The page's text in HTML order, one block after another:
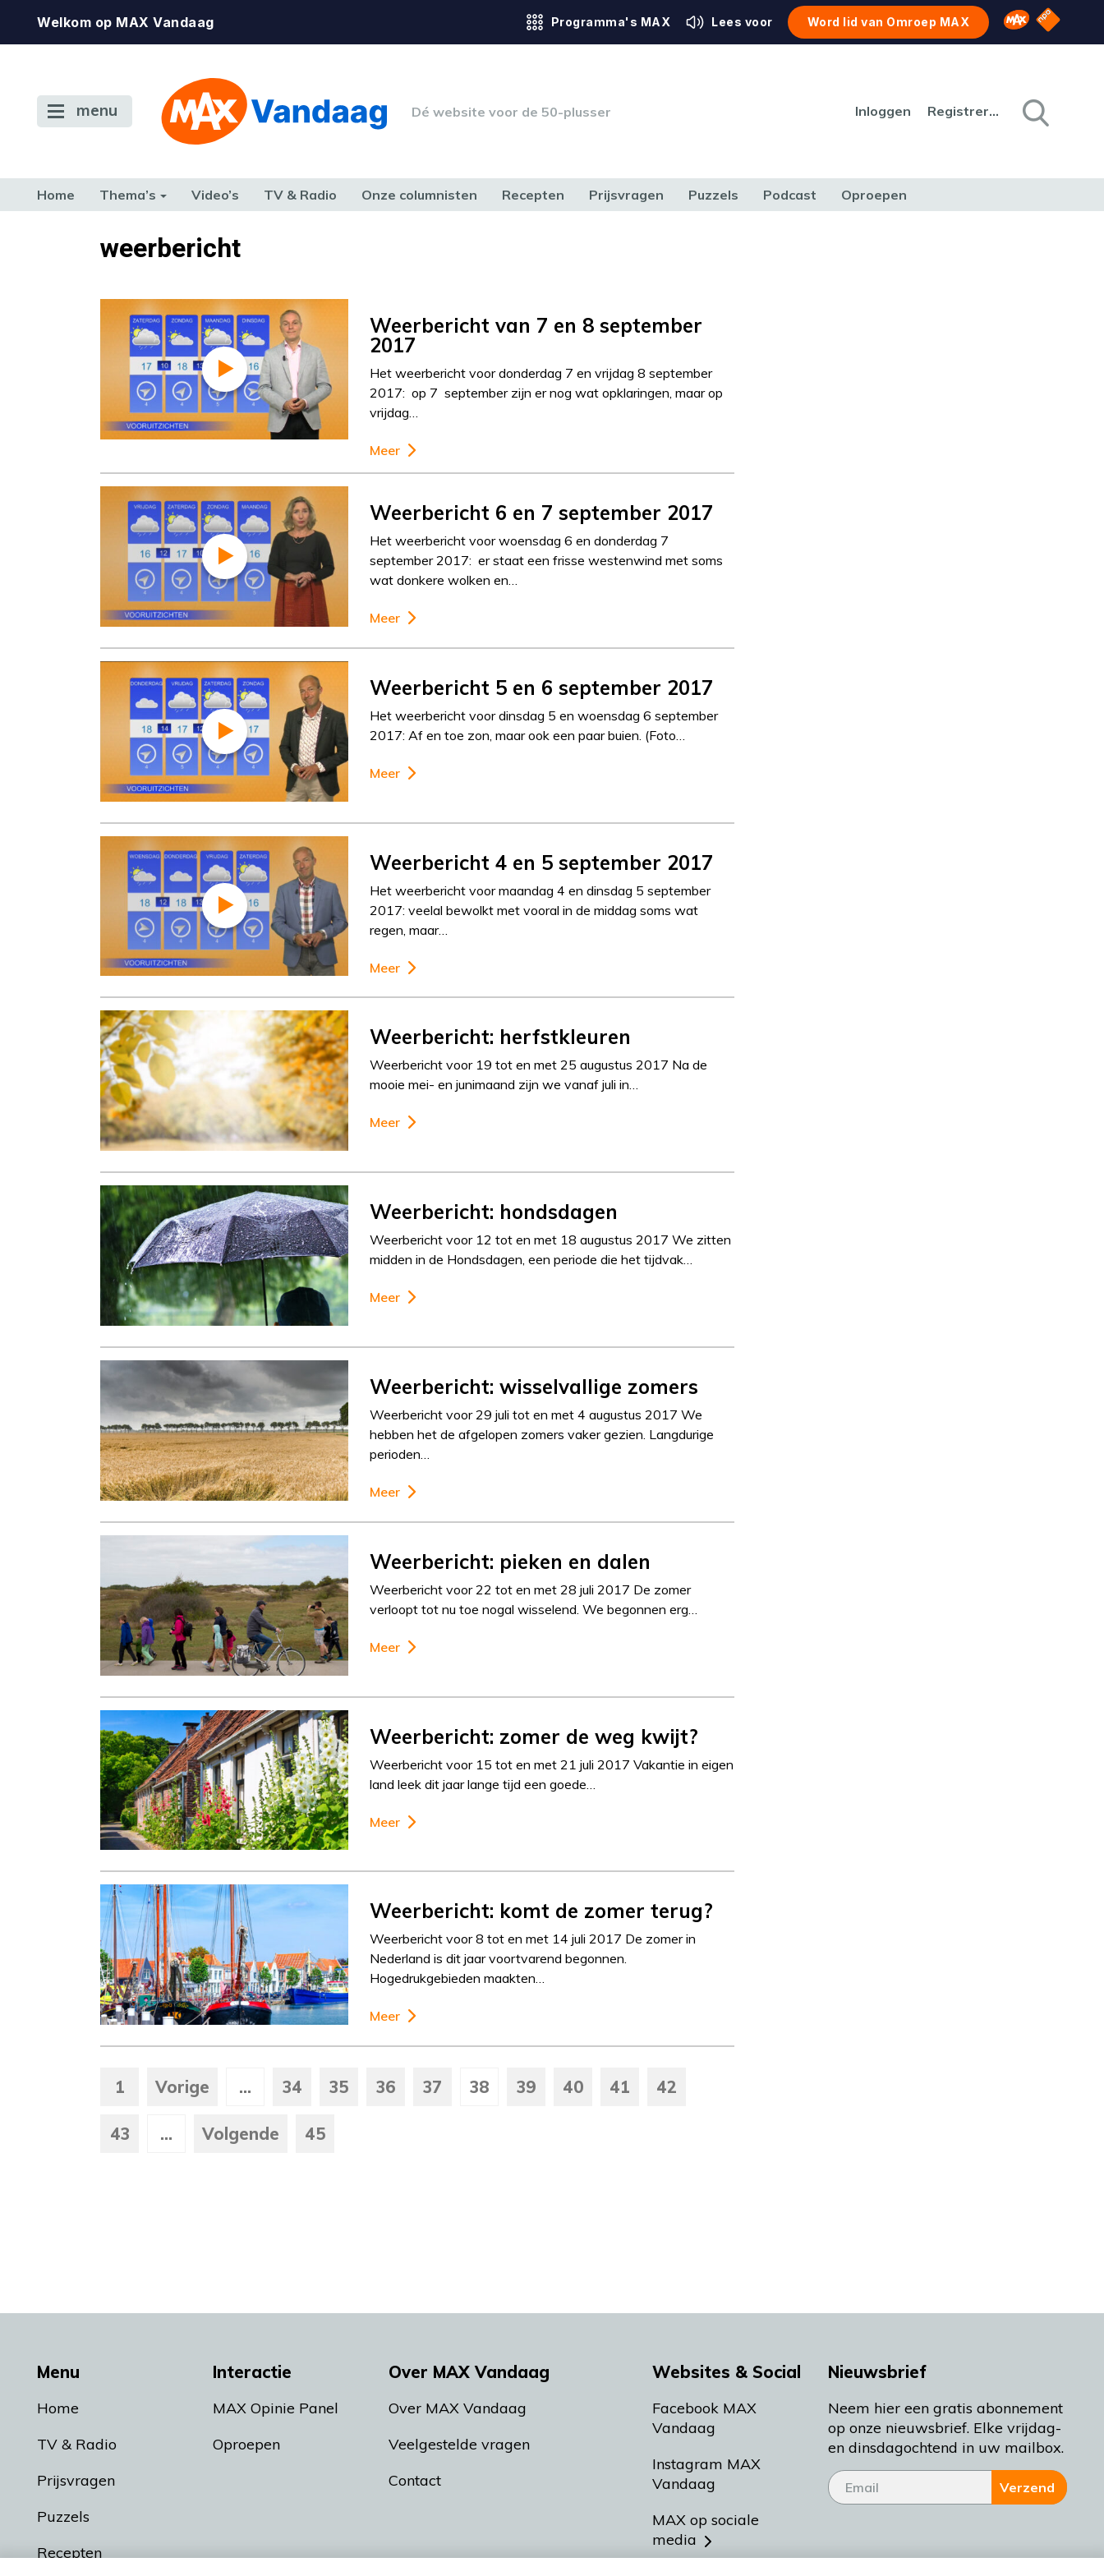
Welkom op MAX Vandaag Programma's MAX Lees voor Word lid van Omroep MAX Omroep MAX
NPO
menu Dé website voor de 50-plusser Inloggen Registreren
Home Thema’s Video’s TV & Radio Onze columnisten Recepten Prijsvragen Puzzels Podcast Oproepen
TERUG NAAR TOENweerbericht
Weerbericht van 7 en 8 september
2017
Het weerbericht voor donderdag 7 en vrijdag 8 september
2017: op 7 september zijn er nog wat opklaringen, maar op
vrijdag…
Meer
Weerbericht 6 en 7 september 2017
Het weerbericht voor woensdag 6 en donderdag 7
september 2017: er staat een frisse westenwind met soms
wat donkere wolken en…
Meer
Weerbericht 5 en 6 september 2017
Het weerbericht voor dinsdag 5 en woensdag 6 september
2017: Af en toe zon, maar ook een paar buien. (Foto…
Meer
Weerbericht 4 en 5 september 2017
Het weerbericht voor maandag 4 en dinsdag 5 september
2017: veelal bewolkt met vooral in de middag soms wat
regen, maar…
Meer
Weerbericht: herfstkleuren
Weerbericht voor 19 tot en met 25 augustus 2017 Na de
mooie mei- en junimaand zijn we vanaf juli in…
Meer
Weerbericht: hondsdagen
Weerbericht voor 12 tot en met 18 augustus 2017 We zitten
midden in de Hondsdagen, een periode die het tijdvak…
Meer
Weerbericht: wisselvallige zomers
Weerbericht voor 29 juli tot en met 4 augustus 2017 We
hebben het de afgelopen zomers vaker gezien. Langdurige
perioden…
Meer
Weerbericht: pieken en dalen
Weerbericht voor 22 tot en met 28 juli 2017 De zomer
verloopt tot nu toe nogal wisselend. We begonnen erg…
Meer
Weerbericht: zomer de weg kwijt?
Weerbericht voor 15 tot en met 21 juli 2017 Vakantie in eigen
land leek dit jaar lange tijd een goede…
Meer
Weerbericht: komt de zomer terug?
Weerbericht voor 8 tot en met 14 juli 2017 De zomer in
Nederland is dit jaar voortvarend begonnen.
Hogedrukgebieden maakten…
Meer
1 Vorige ... 34 35 36 37 38 39 40 41 42
43 ... Volgende 45
Menu
Home
TV & Radio
Prijsvragen
Puzzels
Recepten
Interactie
MAX Opinie Panel
Oproepen
Over MAX Vandaag
Over MAX Vandaag
Veelgestelde vragen
Contact
Websites & Social
Facebook MAX
Vandaag
Instagram MAX
Vandaag
MAX op sociale
media
Nieuwsbrief
Neem hier een gratis abonnement
op onze nieuwsbrief. Elke vrijdag-
en dinsdagochtend in uw mailbox.
Verzend